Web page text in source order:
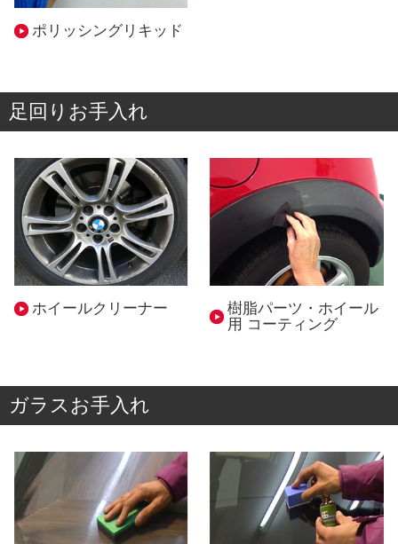
ポリッシングリキッド
足回りお手入れ
ホイールクリーナー
樹脂パーツ・ホイール
用 コーティング
ガラスお手入れ